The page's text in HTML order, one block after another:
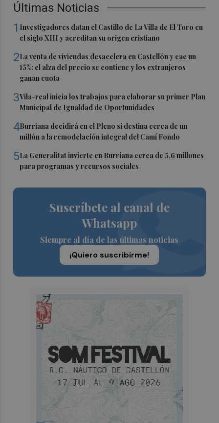
Últimas Noticias
1 Investigadores datan el Castillo de La Villa de El Toro en
el siglo XIII y acreditan su origen cristiano
2La venta de viviendas desacelera en Castellón y cae un
15%: el alza del precio se contiene y los extranjeros
ganan cuota
3Vila-real inicia los trabajos para elaborar su primer Plan
Municipal de Igualdad de Oportunidades
4Burriana decidirá en el Pleno si destina cerca de un
millón a la remodelación integral del Camí Fondo
5La Generalitat invierte en Burriana cerca de 5,6 millones
para programas y recursos sociales
Suscríbete al canal de
Whatsapp
Siempre al día de las últimas noticias
¡Quiero suscribirme!